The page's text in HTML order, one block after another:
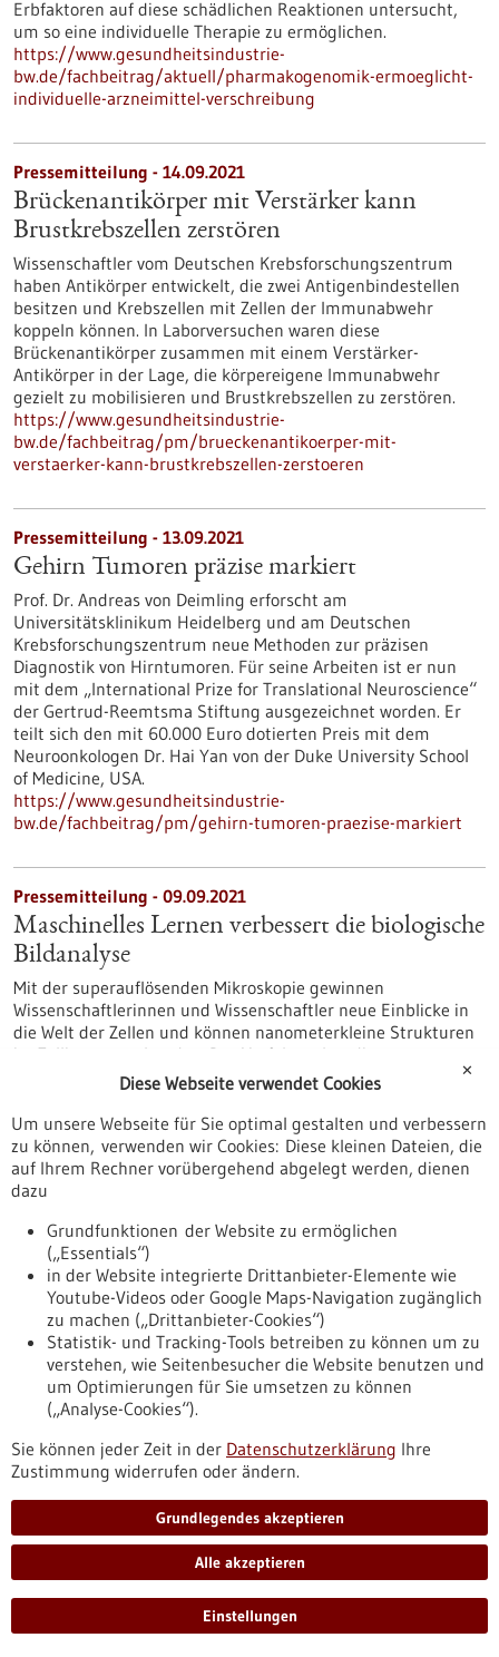
Erbfaktoren auf diese schädlichen Reaktionen untersucht,
um so eine individuelle Therapie zu ermöglichen.
https://www.gesundheitsindustrie-
bw.de/fachbeitrag/aktuell/pharmakogenomik-ermoeglicht-
individuelle-arzneimittel-verschreibung
Pressemitteilung - 14.09.2021
Brückenantikörper mit Verstärker kann
Brustkrebszellen zerstören
Wissenschaftler vom Deutschen Krebsforschungszentrum
haben Antikörper entwickelt, die zwei Antigenbindestellen
besitzen und Krebszellen mit Zellen der Immunabwehr
koppeln können. In Laborversuchen waren diese
Brückenantikörper zusammen mit einem Verstärker-
Antikörper in der Lage, die körpereigene Immunabwehr
gezielt zu mobilisieren und Brustkrebszellen zu zerstören.
https://www.gesundheitsindustrie-
bw.de/fachbeitrag/pm/brueckenantikoerper-mit-
verstaerker-kann-brustkrebszellen-zerstoeren
Pressemitteilung - 13.09.2021
Gehirn Tumoren präzise markiert
Prof. Dr. Andreas von Deimling erforscht am
Universitätsklinikum Heidelberg und am Deutschen
Krebsforschungszentrum neue Methoden zur präzisen
Diagnostik von Hirntumoren. Für seine Arbeiten ist er nun
mit dem „International Prize for Translational Neuroscience“
der Gertrud-Reemtsma Stiftung ausgezeichnet worden. Er
teilt sich den mit 60.000 Euro dotierten Preis mit dem
Neuroonkologen Dr. Hai Yan von der Duke University School
of Medicine, USA.
https://www.gesundheitsindustrie-
bw.de/fachbeitrag/pm/gehirn-tumoren-praezise-markiert
Pressemitteilung - 09.09.2021
Maschinelles Lernen verbessert die biologische
Bildanalyse
Mit der superauflösenden Mikroskopie gewinnen
Wissenschaftlerinnen und Wissenschaftler neue Einblicke in
die Welt der Zellen und können nanometerkleine Strukturen
im Zellinneren erkunden. Das Verfahren hat die
Lichtmikroskopie revolutioniert und seinen Erfindern 2014
haben in einem internationalen Projekt einen Algorithmus
entwickelt, der diese Technologie wesentlich beschleunigt.
https://www.gesundheitsindustrie-
bw.de/fachbeitrag/pm/maschinelles-lernen-verbessert-die-
BIOPRO-Podcast Folge 2 - 08.09.2021
Wie immun bin ich? Das neue Testverfahren
von BioCopy
In unserer zweiten Folge im BIOPRO-Podcast stellen wir Ihnen
ein neues, innovatives Verfahren der Firma BioCopy vor, mit
dem schnell und einfach der Stand der Immunität gegen
Infektionskrankheiten ermittelt werden kann. Hören Sie dazu
✕
Diese Webseite verwendet Cookies
Um unsere Webseite für Sie optimal gestalten und verbessern
zu können, verwenden wir Cookies: Diese kleinen Dateien, die
auf Ihrem Rechner vorübergehend abgelegt werden, dienen
dazu
Grundfunktionen der Website zu ermöglichen
(„Essentials“)
in der Website integrierte Drittanbieter-Elemente wie
Youtube-Videos oder Google Maps-Navigation zugänglich
zu machen („Drittanbieter-Cookies“)
Statistik- und Tracking-Tools betreiben zu können um zu
verstehen, wie Seitenbesucher die Website benutzen und
um Optimierungen für Sie umsetzen zu können
(„Analyse-Cookies“).
Sie können jeder Zeit in der Datenschutzerklärung Ihre
Zustimmung widerrufen oder ändern.
Grundlegendes akzeptieren
Alle akzeptieren
Einstellungen